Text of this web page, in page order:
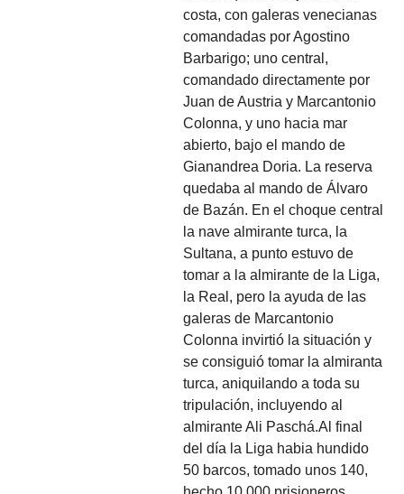
costa, con galeras venecianas
comandadas por Agostino
Barbarigo; uno central,
comandado directamente por
Juan de Austria y Marcantonio
Colonna, y uno hacia mar
abierto, bajo el mando de
Gianandrea Doria. La reserva
quedaba al mando de Álvaro
de Bazán. En el choque central
la nave almirante turca, la
Sultana, a punto estuvo de
tomar a la almirante de la Liga,
la Real, pero la ayuda de las
galeras de Marcantonio
Colonna invirtió la situación y
se consiguió tomar la almiranta
turca, aniquilando a toda su
tripulación, incluyendo al
almirante Ali Paschá.Al final
del día la Liga habia hundido
50 barcos, tomado unos 140,